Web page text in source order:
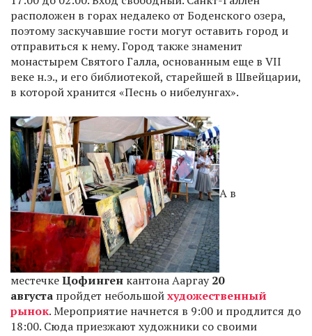
расположен в горах недалеко от Боденского озера,
поэтому заскучавшие гости могут оставить город и
отправиться к нему. Город также знаменит
монастырем Святого Галла, основанным еще в VII
веке н.э., и его библиотекой, старейшей в Швейцарии,
в которой хранится «Песнь о нибелунгах».
А в
местечкеЦофинген кантона Ааргау20
августа пройдет небольшойхудожественный
рынок. Мероприятие начнется в 9:00 и продлится до
18:00. Сюда приезжают художники со своими